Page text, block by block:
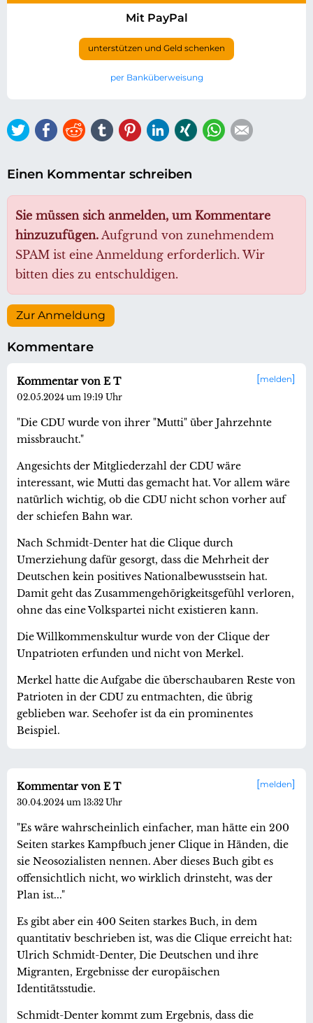
Mit PayPal
unterstützen und Geld schenken
per Banküberweisung
TwitterFacebook
ReddittumblrPinterestLinkedIn
Xing WhatsApp
Einen Kommentar schreiben
Sie müssen sich anmelden, um Kommentare
hinzuzufügen. Aufgrund von zunehmendem
SPAM ist eine Anmeldung erforderlich. Wir
bitten dies zu entschuldigen.
Zur Anmeldung
Kommentare
melden
Kommentar von E T
02.05.2024 um 19:19 Uhr
"Die CDU wurde von ihrer "Mutti" über Jahrzehnte
missbraucht."
Angesichts der Mitgliederzahl der CDU wäre
interessant, wie Mutti das gemacht hat. Vor allem wäre
natürlich wichtig, ob die CDU nicht schon vorher auf
der schiefen Bahn war.
Nach Schmidt-Denter hat die Clique durch
Umerziehung dafür gesorgt, dass die Mehrheit der
Deutschen kein positives Nationalbewusstsein hat.
Damit geht das Zusammengehörigkeitsgefühl verloren,
ohne das eine Volkspartei nicht existieren kann.
Die Willkommenskultur wurde von der Clique der
Unpatrioten erfunden und nicht von Merkel.
Merkel hatte die Aufgabe die überschaubaren Reste von
Patrioten in der CDU zu entmachten, die übrig
geblieben war. Seehofer ist da ein prominentes
Beispiel.
melden
Kommentar von E T
30.04.2024 um 13:32 Uhr
"Es wäre wahrscheinlich einfacher, man hätte ein 200
Seiten starkes Kampfbuch jener Clique in Händen, die
sie Neosozialisten nennen. Aber dieses Buch gibt es
offensichtlich nicht, wo wirklich drinsteht, was der
Plan ist..."
Es gibt aber ein 400 Seiten starkes Buch, in dem
quantitativ beschrieben ist, was die Clique erreicht hat:
Ulrich Schmidt-Denter, Die Deutschen und ihre
Migranten, Ergebnisse der europäischen
Identitätsstudie.
Schmidt-Denter kommt zum Ergebnis, dass die